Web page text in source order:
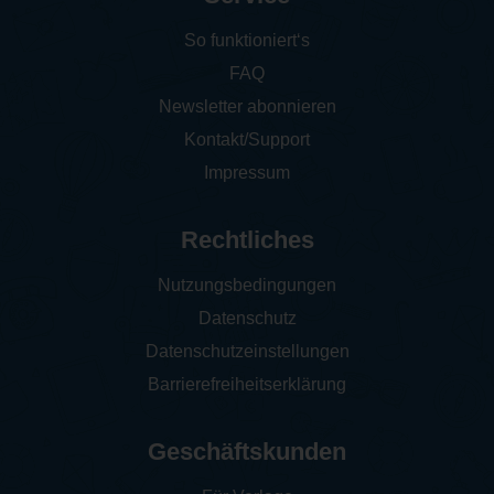
So funktioniert‘s
FAQ
Newsletter abonnieren
Kontakt/Support
Impressum
Rechtliches
Nutzungsbedingungen
Datenschutz
Datenschutzeinstellungen
Barrierefreiheitserklärung
Geschäftskunden